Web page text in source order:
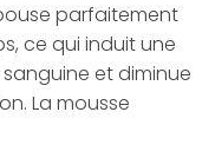
parfaitement
ce qui induit une
et diminue
La mousse